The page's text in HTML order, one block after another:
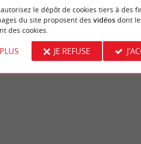
le dépôt de cookies tiers à des
du site proposent des vidéosdont
des cookies.
JE REFUSE